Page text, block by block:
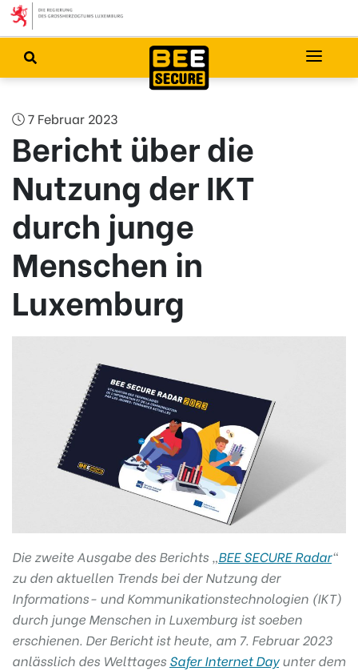
7 Februar 2023
Bericht über die
Nutzung der IKT
durch junge
Menschen in
Luxemburg
Die zweite Ausgabe des Berichts „BEE SECURE Radar“
zu den aktuellen Trends bei der Nutzung der
Informations- und Kommunikationstechnologien (IKT)
durch junge Menschen in Luxemburg ist soeben
erschienen. Der Bericht ist heute, am 7. Februar 2023
anlässlich des Welttages Safer Internet Day unter dem